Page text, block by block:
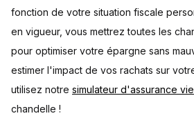
fonction de votre situation fiscale
en vigueur, vous mettrez toutes les
pour optimiser votre épargne sans
estimer l'impact de vos rachats sur
utilisez notre simulateur d'assurance vie
chandelle !